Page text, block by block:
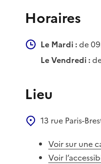
Horaires
Le Mardi :de
Le Vendredi :
Lieu
13 rue Paris-
Voir sur une
Voir